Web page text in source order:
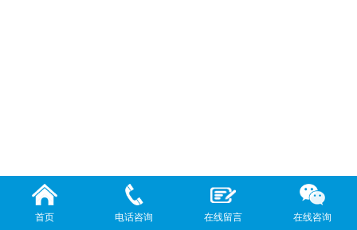
首页 电话咨询 在线留言 在线咨询